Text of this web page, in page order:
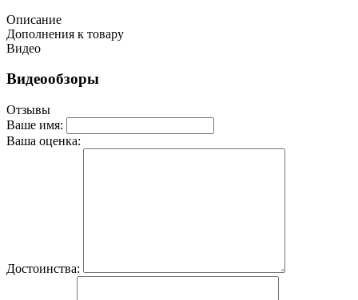
Описание
Дополнения к товару
Видео
Видеообзоры
Отзывы
Ваше имя:
Ваша оценка:
Достоинства: